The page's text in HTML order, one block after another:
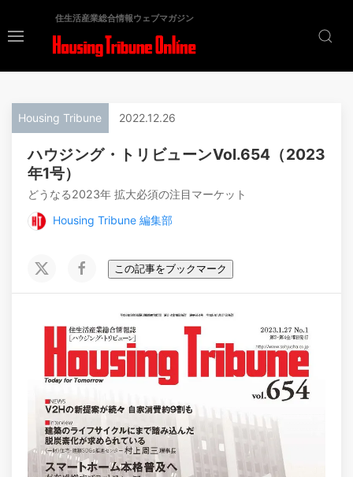
住生活産業総合情報ウェブマガジン
Housing Tribune 2022.12.26
ハウジング・トリビューンVol.654（2023
年1号）
どうなる2023年 拡大必須の注目マーケット
Housing Tribune 編集部
この記事をブックマーク